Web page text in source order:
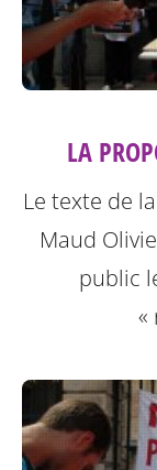
LA
Le texte de
Maud
public
«